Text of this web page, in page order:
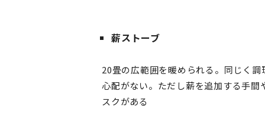
薪ストーブ
20畳の広範囲を暖められる。同じく
心配がない。ただし薪を追加する手
スクがある